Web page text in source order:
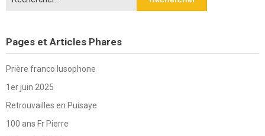
Pages et Articles Phares
Prière franco lusophone
1er juin 2025
Retrouvailles en Puisaye
100 ans Fr Pierre